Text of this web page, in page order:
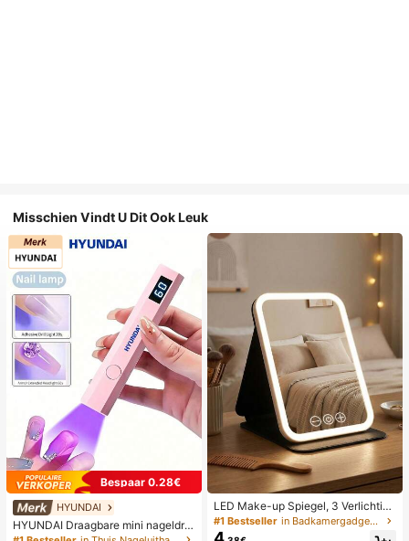
Misschien Vindt U Dit Ook Leuk
Bespaar 0.28€
HYUNDAI
HYUNDAI Draagbare mini nageldro
ger, oplaadbare handlamp UV/LED
LED Make-up Spiegel, 3 Verlichting
smodi, Verstelbare Helderheid, Draa
gbaar Vouwbaar Ontwerp, Geschikt
#1 Bestseller in Badkamergadgets die favoriet zijn bij klanten B